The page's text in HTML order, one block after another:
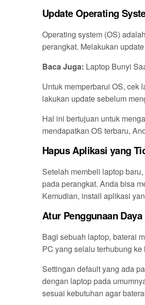
Update Operating
Operating system (OS)
perangkat. Melakukan
Baca Juga: Laptop Bunyi
Untuk memperbarui OS, cek
lakukan update sebelum
Hal ini bertujuan untuk
mendapatkan OS terbaru,
Hapus Aplikasi yang
Setelah membeli laptop
pada perangkat. Anda bisa
Kemudian, install aplikasi
Atur Penggunaan Daya
Bagi sebuah laptop, baterai
PC yang selalu terhubung
Settingan default yang ada
dengan laptop pada
sesuai kebutuhan agar